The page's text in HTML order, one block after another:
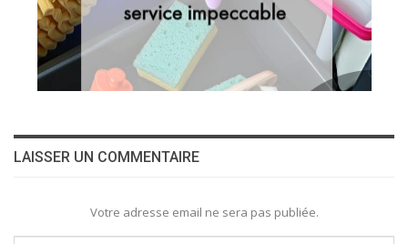
LAISSER UN COMMENTAIRE
Votre adresse email ne sera pas publiée.